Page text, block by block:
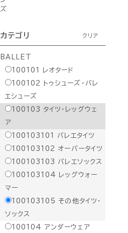
ズ
カテゴリ クリア
BALLET
100101
レオタード
100102
トゥシューズ・バレ
エシューズ
100103 タイツ・レッグウェ
ア
100103101
バレエタイツ
100103102
オーバータイツ
100103103
バレエソックス
100103104
レッグウォー
マー
100103105
その他タイツ・
ソックス
100104 アンダーウェア